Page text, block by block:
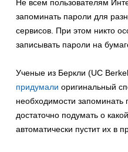
Не всем пользователям
запоминать пароли для
сервисов. При этом никто
записывать пароли на
Ученые из Беркли (UC
придумали оригинальный
необходимости запоминать
достаточно подумать о
автоматически пустит их в